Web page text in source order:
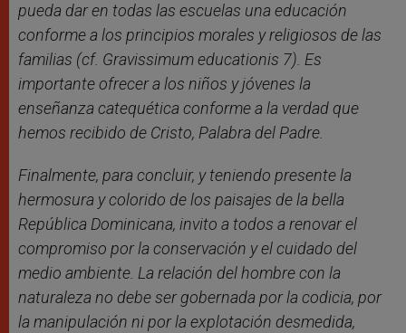
pueda dar en todas las escuelas una educación
conforme a los principios morales y religiosos de las
familias (cf. Gravissimum educationis 7). Es
importante ofrecer a los niños y jóvenes la
enseñanza catequética conforme a la verdad que
hemos recibido de Cristo, Palabra del Padre.
Finalmente, para concluir, y teniendo presente la
hermosura y colorido de los paisajes de la bella
República Dominicana, invito a todos a renovar el
compromiso por la conservación y el cuidado del
medio ambiente. La relación del hombre con la
naturaleza no debe ser gobernada por la codicia, por
la manipulación ni por la explotación desmedida,